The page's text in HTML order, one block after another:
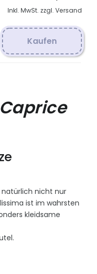
Inkl. MwSt. zzgl. Versand
Kaufen
Caprice
natürlich nicht nur
ist im wahrsten
kleidsame